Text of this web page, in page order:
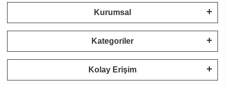
Kurumsal
Kategoriler
Kolay Erişim